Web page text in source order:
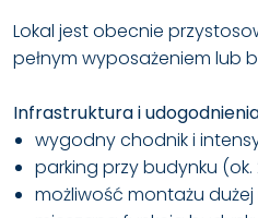
Lokal jest obecnie
pełnym wyposażeniem lub
Infrastruktura i
wygodny chodnik i
parking przy budynku
możliwość montażu